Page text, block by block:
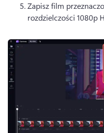
Zapisz film
rozdzielczości 1080p